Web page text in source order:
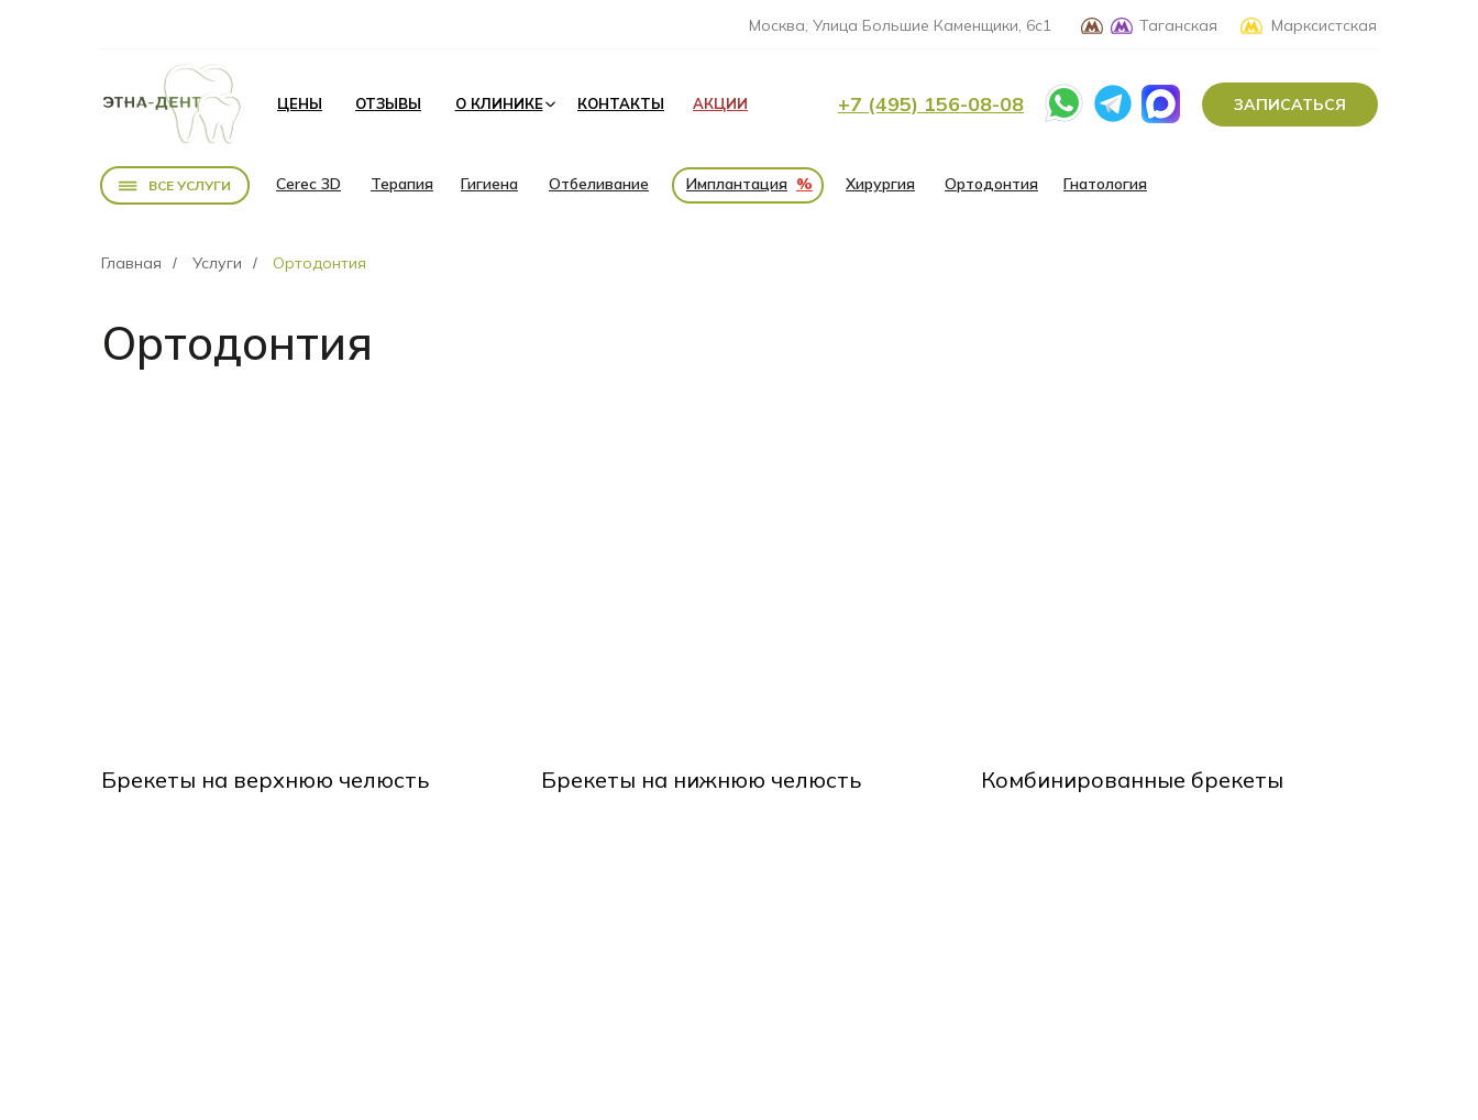
ЦЕНЫ ОТЗЫВЫ О КЛИНИКЕ КОНТАКТЫ АКЦИИ +7 (495) 156-08-08 ЗАПИСАТЬСЯ
Марксистская
Таганская
Москва, Улица Большие Каменщики, 6с1
Cerec 3D Терапия Гигиена Хирургия Гнатология
Ортодонтия
ВСЕ УСЛУГИ %
Имплантация
Отбеливание
Главная / Услуги / Ортодонтия
Ортодонтия
Брекеты на верхнюю челюсть Брекеты на нижнюю челюсть Комбинированные брекеты